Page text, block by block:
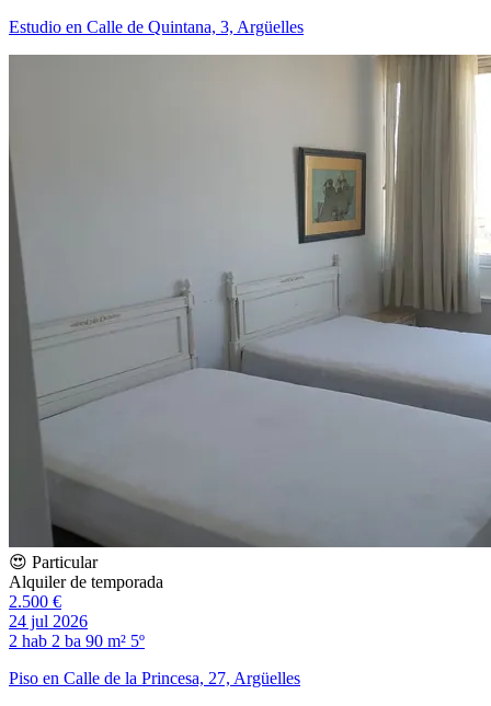
Estudio en Calle de Quintana, 3, Argüelles
😍 Particular
Alquiler de temporada
2.500 €
24 jul 2026
2 hab 2 ba 90 m² 5º
Piso en Calle de la Princesa, 27, Argüelles